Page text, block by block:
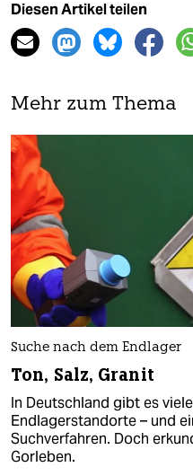
Diesen Artikel teilen
Mehr zum Thema
Suche nach dem Endlager
Ton, Salz, Granit
In Deutschland gibt es
Endlagerstandorte – und
Suchverfahren. Doch
Gorleben.